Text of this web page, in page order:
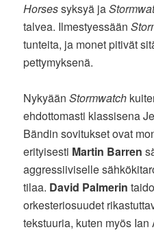
Horsessyksyä ja
talvea. Ilmestyessään
tunteita, ja monet pitivät
pettymyksenä.
NykyäänStormwatch
ehdottomasti klassisena
Bändin sovitukset ovat
erityisesti Martin Barren
aggressiiviselle
tilaa. David Palmerin
orkesteriosuudet
tekstuuria, kuten myös